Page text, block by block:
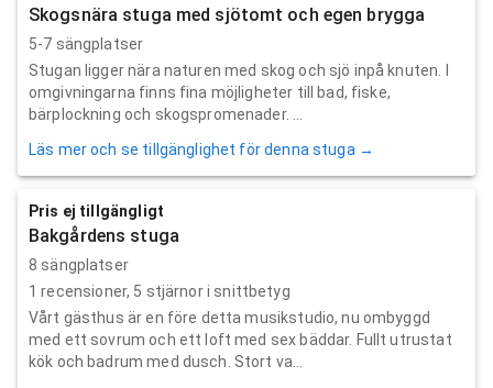
Skogsnära stuga med sjötomt och egen brygga
5-7 sängplatser
Stugan ligger nära naturen med skog och sjö inpå knuten. I
omgivningarna finns fina möjligheter till bad, fiske,
bärplockning och skogspromenader. ...
Läs mer och se tillgänglighet för denna stuga →
Pris ej tillgängligt
Bakgårdens stuga
8 sängplatser
1 recensioner, 5 stjärnor i snittbetyg
Vårt gästhus är en före detta musikstudio, nu ombyggd
med ett sovrum och ett loft med sex bäddar. Fullt utrustat
kök och badrum med dusch. Stort va...